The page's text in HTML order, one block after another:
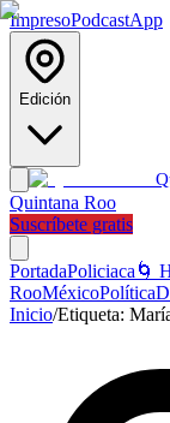
ImpresoPodcastApp
Edición
Quintana Roo
Suscríbete gratis
PortadaPoliciaca 🌀
RooMéxicoPolítica
Inicio/Etiqueta: